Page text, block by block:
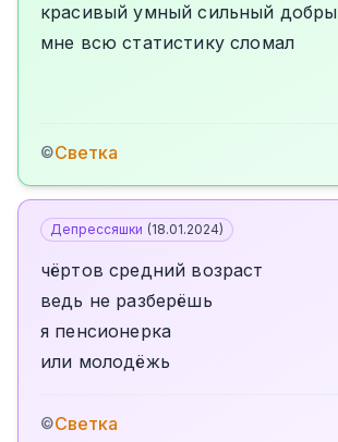
красивый умный сильный
мне всю статистику сломал
©Светка
Депрессяшки (18.01.2024)
чёртов средний возраст
ведь не разберёшь
я пенсионерка
или молодёжь
©Светка